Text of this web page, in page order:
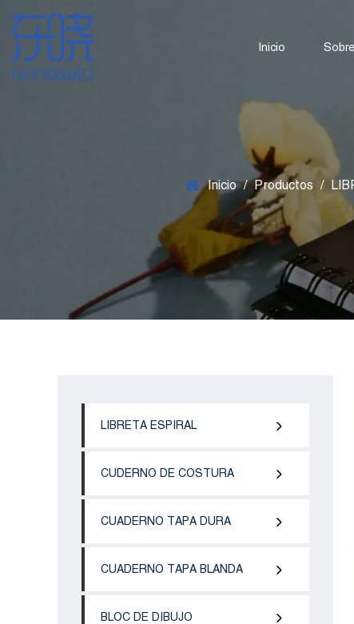
Inicio
Inicio / Productos /
LIBRETA ESPIRAL
CUDERNO DE COSTURA
CUADERNO TAPA DURA
CUADERNO TAPA BLANDA
BLOC DE DIBUJO